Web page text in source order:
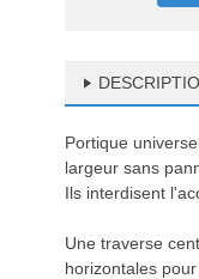
Portique
largeur sans
Ils interdisent
Une traverse
horizontales